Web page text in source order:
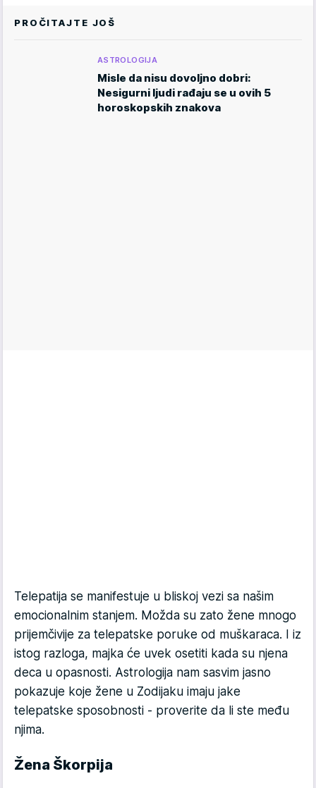
PROČITAJTE JOŠ
ASTROLOGIJA
Misle da nisu dovoljno dobri:
Nesigurni ljudi rađaju se u ovih 5
horoskopskih znakova
Telepatija se manifestuje u bliskoj vezi sa našim
emocionalnim stanjem. Možda su zato žene mnogo
prijemčivije za telepatske poruke od muškaraca. I iz
istog razloga, majka će uvek osetiti kada su njena
deca u opasnosti. Astrologija nam sasvim jasno
pokazuje koje žene u Zodijaku imaju jake
telepatske sposobnosti - proverite da li ste među
njima.
Žena Škorpija